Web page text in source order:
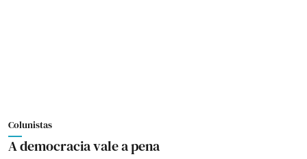
Colunistas
A democracia vale a pena